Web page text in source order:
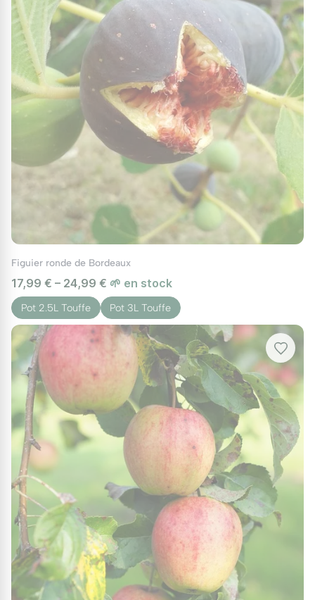
Figuier ronde de Bordeaux
17,99 € – 24,99 € 🌱 en stock
Pot 2.5L Touffe Pot 3L Touffe